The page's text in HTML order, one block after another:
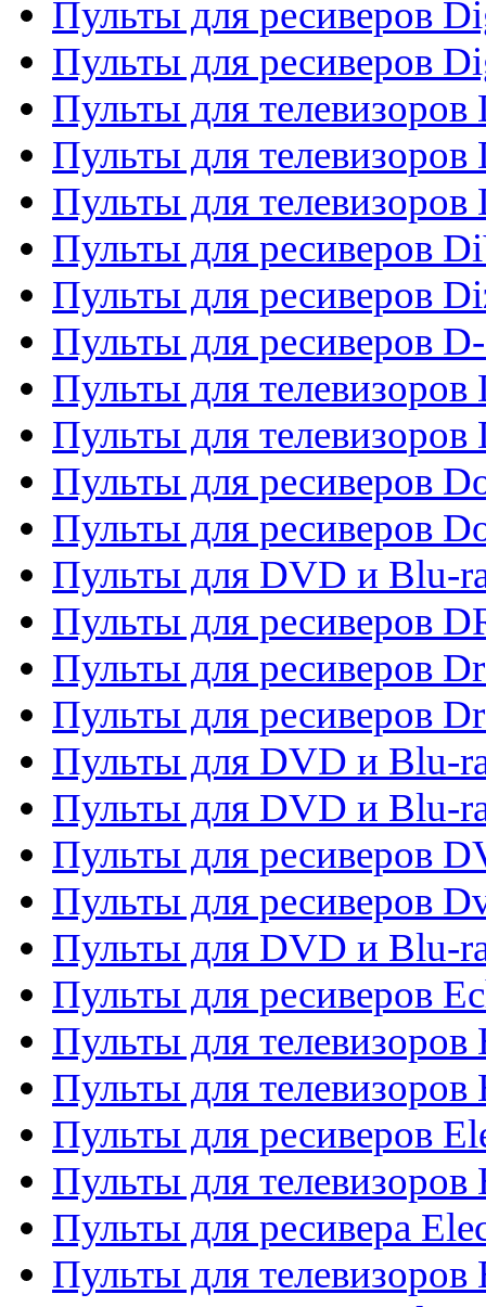
Пульты для ресиверов
Пульты для ресиверов
Пульты для
Пульты для
Пульты для телевизоров
Пульты для ресиверов
Пульты для ресиверов
Пульты для ресиверов
Пульты для телевизоров
Пульты для
Пульты для ресиверов
Пульты для ресиверов
Пульты для DVD и Blu-
Пульты для ресиверов
Пульты для ресиверов
Пульты для ресиверов
Пульты для DVD и Blu-
Пульты для DVD и Blu-
Пульты для ресиверов
Пульты для ресиверов
Пульты для DVD и Blu-
Пульты для ресиверов
Пульты для телевизоров
Пульты для телевизоров
Пульты для ресиверов
Пульты для телевизоров
Пульты для ресивера
Пульты для телевизоров